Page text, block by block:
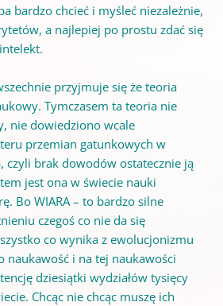
bardzo chcieć i myśleć niezależnie,
a najlepiej po prostu zdać się
przyjmuje się że teoria
Tymczasem ta teoria nie
nie dowiedziono wcale
przemian gatunkowych w
czyli brak dowodów ostatecznie ją
jest ona w świecie nauki
Bo WIARA – to bardzo silne
czegoś co nie da się
co wynika z ewolucjonizmu
i na tej naukawości
dziesiątki wydziałów tysięcy
Chcąc nie chcąc muszę ich